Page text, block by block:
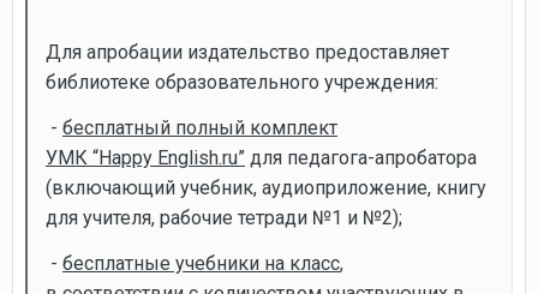
Для апробации издательство предоставляет
библиотеке образовательного учреждения:
- бесплатный полный комплект
УМК “Happy English.ru” для педагога-апробатора
(включающий учебник, аудиоприложение, книгу
для учителя, рабочие тетради №1 и №2);
- бесплатные учебники на класс,